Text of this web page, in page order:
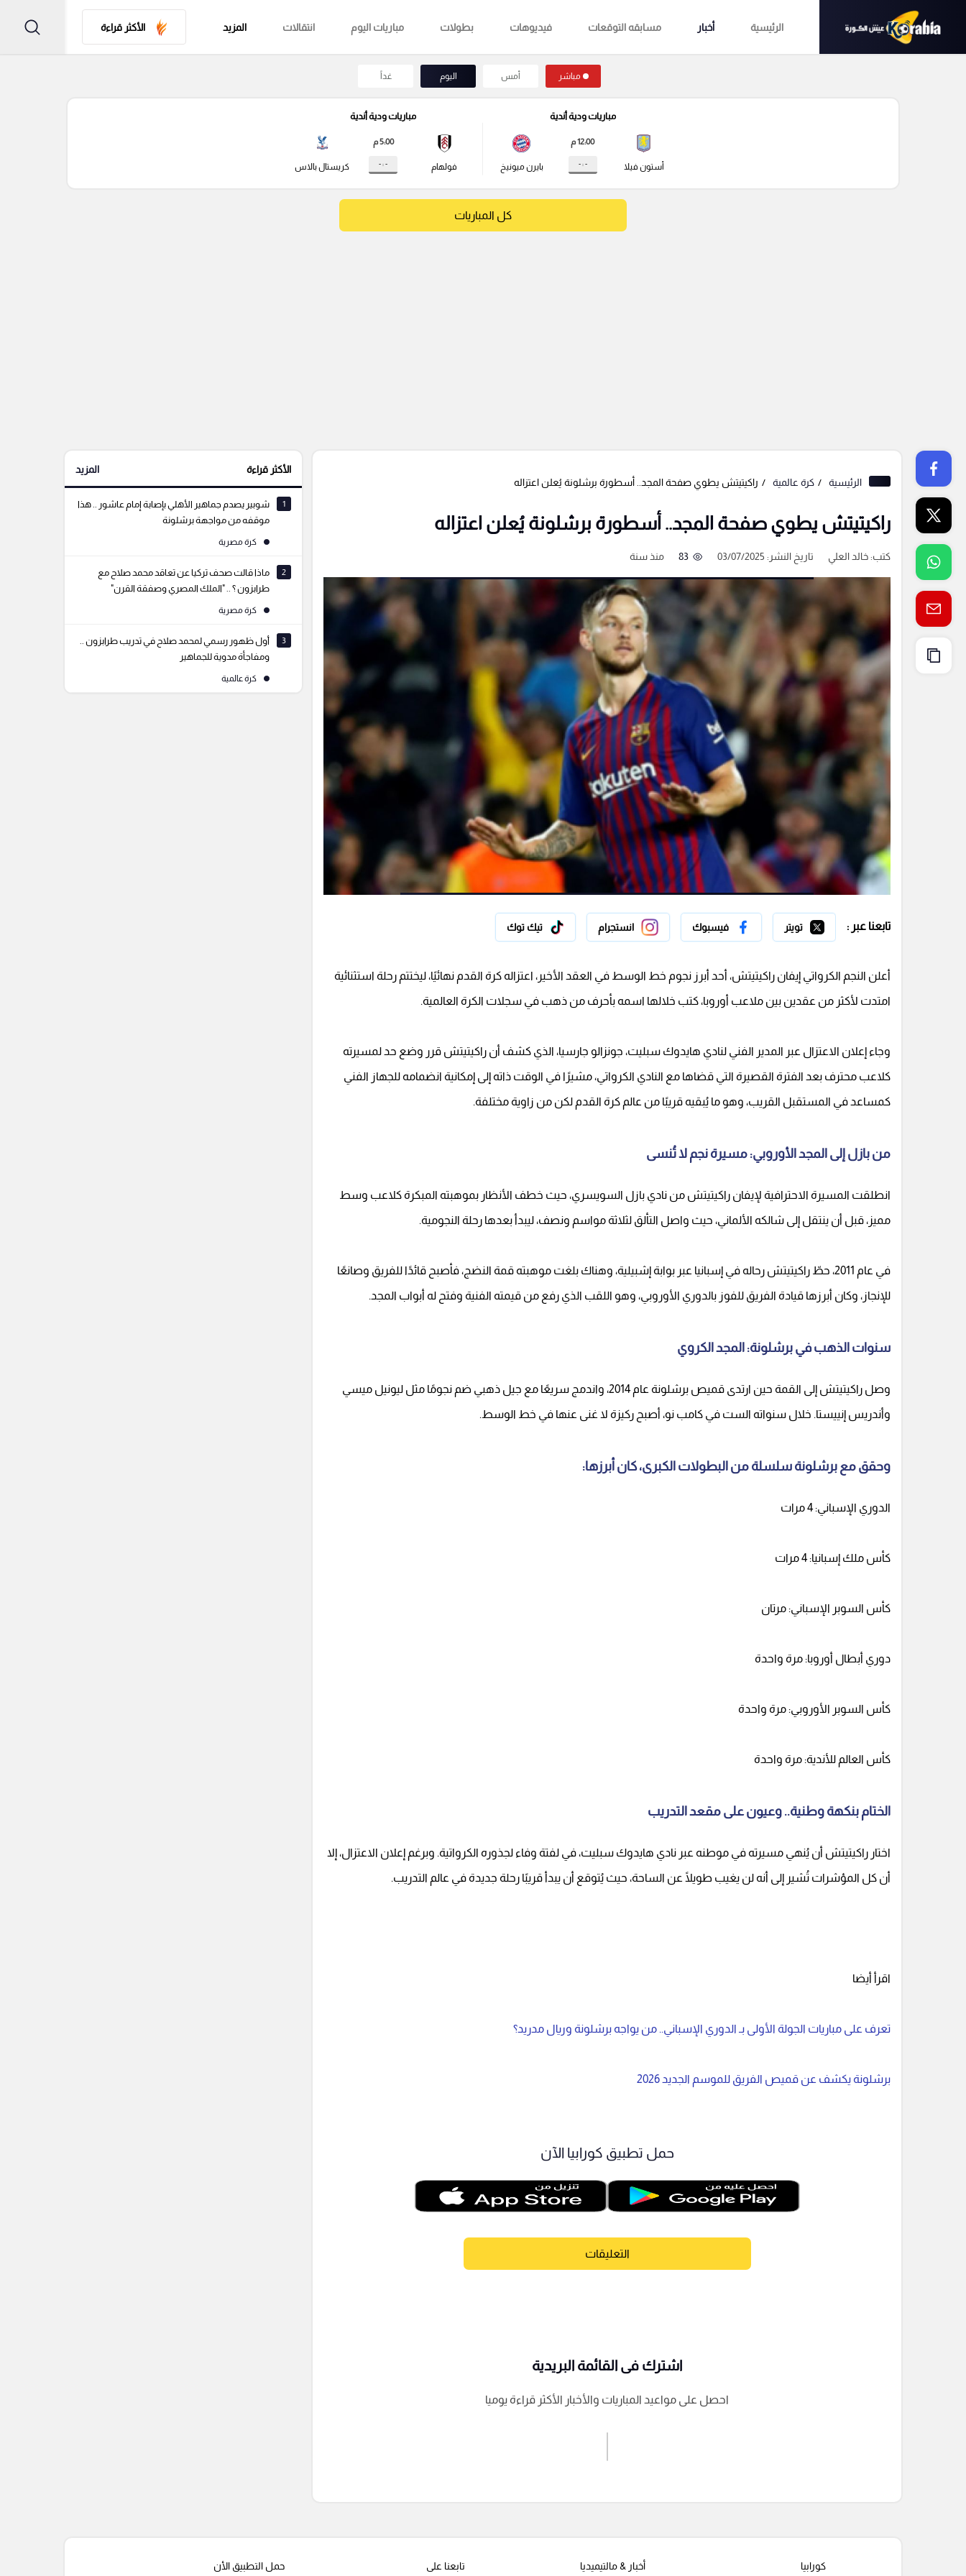
الرئيسية أخبار مسابقه التوقعات فيديوهات بطولات مباريات اليوم انتقالات المزيد الأكثر قراءة
مباشر أمس اليوم غداً
مباريات ودية أندية
أستون فيلا
12:00 م
- : - بايرن ميونيخ
مباريات ودية أندية
فولهام
5:00 م
- : - كريستال بالاس
كل المباريات
الرئيسية كرة عالمية راكيتيتش يطوي صفحة المجد.. أسطورة برشلونة يُعلن اعتزاله
راكيتيتش يطوي صفحة المجد.. أسطورة برشلونة يُعلن اعتزاله
كتب:خالد العلي تاريخ النشر: 03/07/2025 83 منذ سنة
تابعنا عبر : تويتر فيسبوك انستجرام تيك توك
أعلن النجم الكرواتي إيفان راكيتيتش، أحد أبرز نجوم خط الوسط في العقد الأخير، اعتزاله كرة القدم نهائيًا، ليختتم رحلة استثنائية
امتدت لأكثر من عقدين بين ملاعب أوروبا، كتب خلالها اسمه بأحرف من ذهب في سجلات الكرة العالمية.
وجاء إعلان الاعتزال عبر المدير الفني لنادي هايدوك سبليت، جونزالو جارسيا، الذي كشف أن راكيتيتش قرر وضع حد لمسيرته
كلاعب محترف بعد الفترة القصيرة التي قضاها مع النادي الكرواتي، مشيرًا في الوقت ذاته إلى إمكانية انضمامه للجهاز الفني
كمساعد في المستقبل القريب، وهو ما يُبقيه قريبًا من عالم كرة القدم لكن من زاوية مختلفة.
من بازل إلى المجد الأوروبي: مسيرة نجم لا تُنسى
انطلقت المسيرة الاحترافية لإيفان راكيتيتش من نادي بازل السويسري، حيث خطف الأنظار بموهبته المبكرة كلاعب وسط
مميز، قبل أن ينتقل إلى شالكه الألماني، حيث واصل التألق لثلاثة مواسم ونصف، ليبدأ بعدها رحلة النجومية.
في عام 2011، حطّ راكيتيتش رحاله في إسبانيا عبر بوابة إشبيلية، وهناك بلغت موهبته قمة النضج، فأصبح قائدًا للفريق وصانعًا
للإنجاز، وكان أبرزها قيادة الفريق للفوز بالدوري الأوروبي، وهو اللقب الذي رفع من قيمته الفنية وفتح له أبواب المجد.
سنوات الذهب في برشلونة: المجد الكروي
وصل راكيتيتش إلى القمة حين ارتدى قميص برشلونة عام 2014، واندمج سريعًا مع جيل ذهبي ضم نجومًا مثل ليونيل ميسي
وأندريس إنييستا. خلال سنواته الست في كامب نو، أصبح ركيزة لا غنى عنها في خط الوسط.
وحقق مع برشلونة سلسلة من البطولات الكبرى، كان أبرزها:
الدوري الإسباني: 4 مرات
كأس ملك إسبانيا: 4 مرات
كأس السوبر الإسباني: مرتان
دوري أبطال أوروبا: مرة واحدة
كأس السوبر الأوروبي: مرة واحدة
كأس العالم للأندية: مرة واحدة
الختام بنكهة وطنية.. وعيون على مقعد التدريب
اختار راكيتيتش أن يُنهي مسيرته في موطنه عبر نادي هايدوك سبليت، في لفتة وفاء لجذوره الكرواتية. وبرغم إعلان الاعتزال، إلا
أن كل المؤشرات تُشير إلى أنه لن يغيب طويلًا عن الساحة، حيث يُتوقع أن يبدأ قريبًا رحلة جديدة في عالم التدريب.
اقرأ أيضا
تعرف على مباريات الجولة الأولى بـ الدوري الإسباني.. من يواجه برشلونة وريال مدريد؟
برشلونة يكشف عن قميص الفريق للموسم الجديد 2026
حمل تطبيق كورابيا الآن
التعليقات
إرسال تعليق
اشترك فى القائمة البريدية
احصل على مواعيد المباريات والأخبار الأكثر قراءة يوميا
الأكثر قراءة المزيد
1
شوبير يصدم جماهير الأهلي بإصابة إمام عاشور .. هذا
موقفه من مواجهة برشلونة
كرة مصرية
2
ماذا قالت صحف تركيا عن تعاقد محمد صلاح مع
طرابزون ؟ .. "الملك المصري وصفقة القرن"
كرة مصرية
3
أول ظهور رسمي لمحمد صلاح في تدريب طرابزون ..
ومفاجأة مدوية للجماهير
كرة عالمية
كورابيا أخبار & مالتيميديا تابعنا على حمل التطبيق الأن